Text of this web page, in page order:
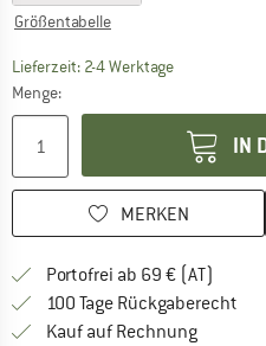
Größentabelle
Lieferzeit: 2-4 WerktageDer Link
Menge:
IN
MERKEN
Portofrei ab 69 € (AT)
100 Tage Rückgaberecht
Kauf auf RechnungFinde